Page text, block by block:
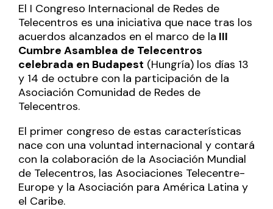
El I Congreso Internacional de Redes de
Telecentros es una iniciativa que nace tras los
acuerdos alcanzados en el marco de la III
Cumbre Asamblea de Telecentros
celebrada en Budapest (Hungría) los días 13
y 14 de octubre con la participación de la
Asociación Comunidad de Redes de
Telecentros.
El primer congreso de estas características
nace con una voluntad internacional y contará
con la colaboración de la Asociación Mundial
de Telecentros, las Asociaciones Telecentre-
Europe y la Asociación para América Latina y
el Caribe.